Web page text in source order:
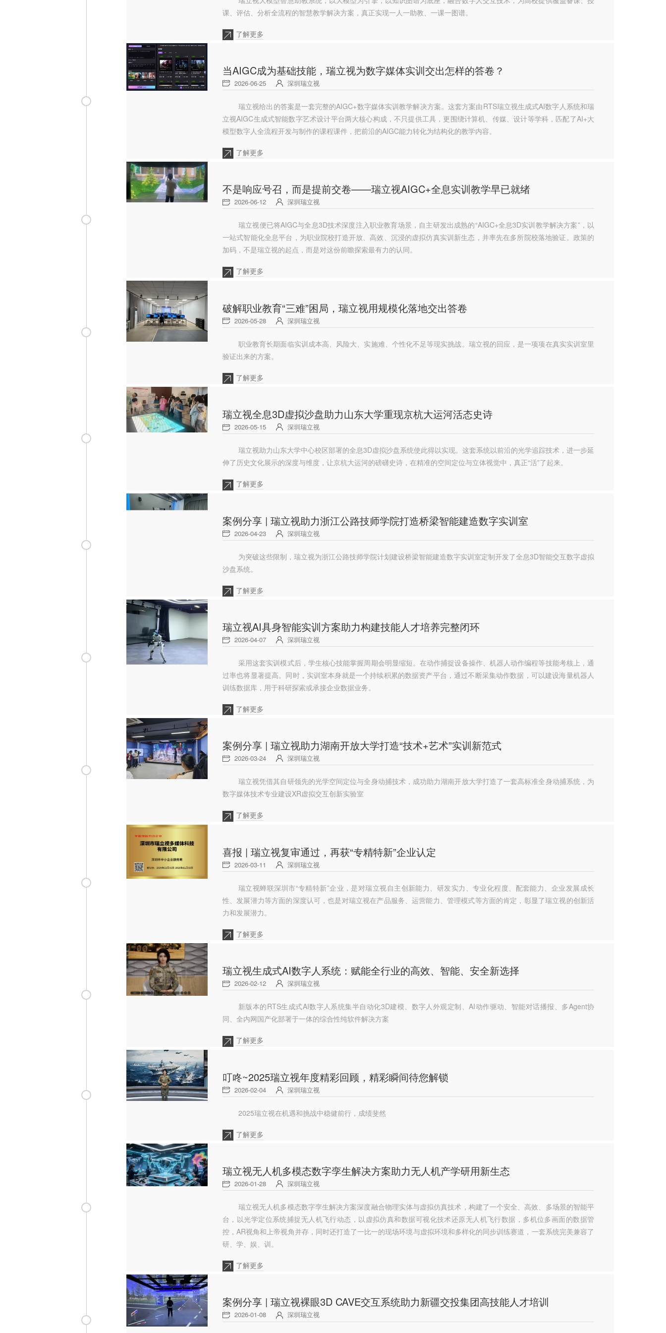
课、评估、分析全流程的智慧教学解决方案，真正实现一人一助教、一课一图谱。
了解更多
当AIGC成为基础技能，瑞立视为数字媒体实训交出怎样的答卷？
2026-06-25 深圳瑞立视
瑞立视给出的答案是一套完整的AIGC+数字媒体实训教学解决方案。这套方案由RTS瑞立视生成式AI数字人系统和瑞
立视AIGC生成式智能数字艺术设计平台两大核心构成，不只提供工具，更围绕计算机、传媒、设计等学科，匹配了AI+大
模型数字人全流程开发与制作的课程课件，把前沿的AIGC能力转化为结构化的教学内容。
了解更多
不是响应号召，而是提前交卷——瑞立视AIGC+全息实训教学早已就绪
2026-06-12 深圳瑞立视
瑞立视便已将AIGC与全息3D技术深度注入职业教育场景，自主研发出成熟的“AIGC+全息3D实训教学解决方案”，以
一站式智能化全息平台，为职业院校打造开放、高效、沉浸的虚拟仿真实训新生态，并率先在多所院校落地验证。政策的
加码，不是瑞立视的起点，而是对这份前瞻探索最有力的认同。
了解更多
破解职业教育“三难”困局，瑞立视用规模化落地交出答卷
2026-05-28 深圳瑞立视
职业教育长期面临实训成本高、风险大、实施难、个性化不足等现实挑战。瑞立视的回应，是一项项在真实实训室里
验证出来的方案。
了解更多
瑞立视全息3D虚拟沙盘助力山东大学重现京杭大运河活态史诗
2026-05-15 深圳瑞立视
瑞立视助力山东大学中心校区部署的全息3D虚拟沙盘系统使此得以实现。这套系统以前沿的光学追踪技术，进一步延
伸了历史文化展示的深度与维度，让京杭大运河的磅礴史诗，在精准的空间定位与立体视觉中，真正“活”了起来。
了解更多
案例分享 | 瑞立视助力浙江公路技师学院打造桥梁智能建造数字实训室
2026-04-23 深圳瑞立视
为突破这些限制，瑞立视为浙江公路技师学院计划建设桥梁智能建造数字实训室定制开发了全息3D智能交互数字虚拟
沙盘系统。
了解更多
瑞立视AI具身智能实训方案助力构建技能人才培养完整闭环
2026-04-07 深圳瑞立视
采用这套实训模式后，学生核心技能掌握周期会明显缩短。在动作捕捉设备操作、机器人动作编程等技能考核上，通
过率也将显著提高。同时，实训室本身就是一个持续积累的数据资产平台，通过不断采集动作数据，可以建设海量机器人
训练数据库，用于科研探索或承接企业数据业务。
了解更多
案例分享 | 瑞立视助力湖南开放大学打造“技术+艺术”实训新范式
2026-03-24 深圳瑞立视
瑞立视凭借其自研领先的光学空间定位与全身动捕技术，成功助力湖南开放大学打造了一套高标准全身动捕系统，为
数字媒体技术专业建设XR虚拟交互创新实验室
了解更多
喜报 | 瑞立视复审通过，再获“专精特新”企业认定
2026-03-11 深圳瑞立视
瑞立视蝉联深圳市“专精特新”企业，是对瑞立视自主创新能力、研发实力、专业化程度、配套能力、企业发展成长
性、发展潜力等方面的深度认可，也是对瑞立视在产品服务、运营能力、管理模式等方面的肯定，彰显了瑞立视的创新活
力和发展潜力。
了解更多
瑞立视生成式AI数字人系统：赋能全行业的高效、智能、安全新选择
2026-02-12 深圳瑞立视
新版本的RTS生成式AI数字人系统集半自动化3D建模、数字人外观定制、AI动作驱动、智能对话播报、多Agent协
同、全内网国产化部署于一体的综合性纯软件解决方案
了解更多
叮咚~2025瑞立视年度精彩回顾，精彩瞬间待您解锁
2026-02-04 深圳瑞立视
2025瑞立视在机遇和挑战中稳健前行，成绩斐然
了解更多
瑞立视无人机多模态数字孪生解决方案助力无人机产学研用新生态
2026-01-28 深圳瑞立视
瑞立视无人机多模态数字孪生解决方案深度融合物理实体与虚拟仿真技术，构建了一个安全、高效、多场景的智能平
台，以光学定位系统捕捉无人机飞行动态，以虚拟仿真和数据可视化技术还原无人机飞行数据，多机位多画面的数据管
控，AR视角和上帝视角并存，同时还打造了一比一的现场环境与虚拟环境和多样化的同步训练赛道，一套系统完美兼容了
研、学、娱、训。
了解更多
案例分享 | 瑞立视裸眼3D CAVE交互系统助力新疆交投集团高技能人才培训
2026-01-08 深圳瑞立视